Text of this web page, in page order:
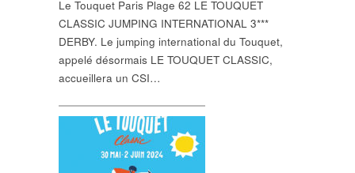
Le Touquet Paris Plage 62 LE TOUQUET
CLASSIC JUMPING INTERNATIONAL 3***
DERBY. Le jumping international du Touquet,
appelé désormais LE TOUQUET CLASSIC,
accueillera un CSI…